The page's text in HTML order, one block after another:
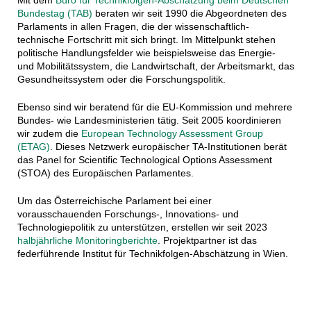
Bundestag (TAB) beraten wir seit 1990 die Abgeordneten des
Parlaments in allen Fragen, die der wissenschaftlich-
technische Fortschritt mit sich bringt. Im Mittelpunkt stehen
politische Handlungsfelder wie beispielsweise das Energie-
und Mobilitätssystem, die Landwirtschaft, der Arbeitsmarkt, das
Gesundheitssystem oder die Forschungspolitik.
Ebenso sind wir beratend für die EU-Kommission und mehrere
Bundes- wie Landesministerien tätig. Seit 2005 koordinieren
wir zudem die European Technology Assessment Group
(ETAG) . Dieses Netzwerk europäischer TA-Institutionen berät
das Panel for Scientific Technological Options Assessment
(STOA) des Europäischen Parlamentes.
Um das Österreichische Parlament bei einer
vorausschauenden Forschungs-, Innovations- und
Technologiepolitik zu unterstützen, erstellen wir seit 2023
halbjährliche Monitoringberichte. Projektpartner ist das
federführende Institut für Technikfolgen-Abschätzung in Wien.